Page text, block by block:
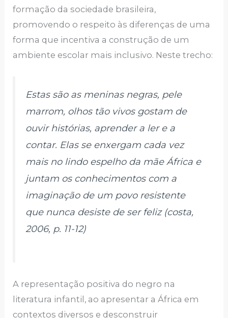
formação da sociedade brasileira,
promovendo o respeito às diferenças de uma
forma que incentiva a construção de um
ambiente escolar mais inclusivo. Neste trecho:
Estas são as meninas negras, pele
marrom, olhos tão vivos gostam de
ouvir histórias, aprender a ler e a
contar. Elas se enxergam cada vez
mais no lindo espelho da mãe África e
juntam os conhecimentos com a
imaginação de um povo resistente
que nunca desiste de ser feliz (costa,
2006, p. 11-12)
A representação positiva do negro na
literatura infantil, ao apresentar a África em
contextos diversos e desconstruir